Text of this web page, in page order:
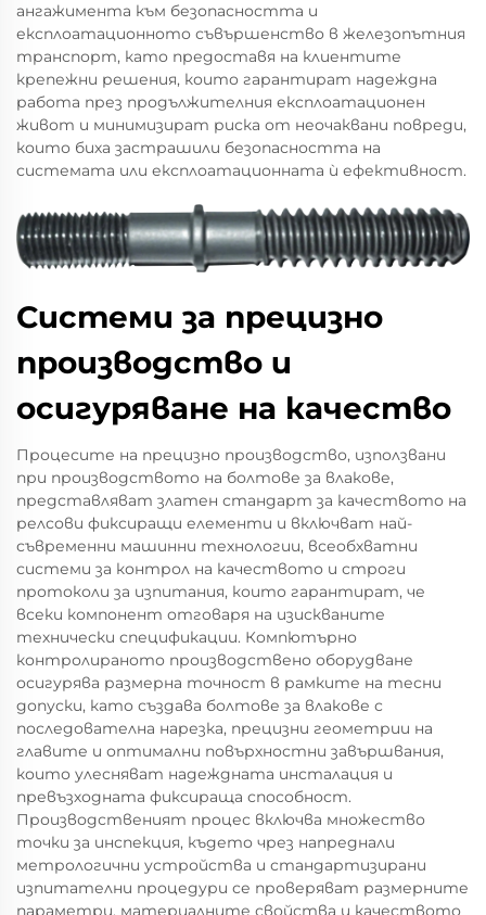
ангажимента към безопасността и
експлоатационното съвършенство в железопътния
транспорт, като предоставя на клиентите
крепежни решения, които гарантират надеждна
работа през продължителния експлоатационен
живот и минимизират риска от неочаквани повреди,
които биха застрашили безопасността на
системата или експлоатационната ѝ ефективност.
Системи за прецизно
производство и
осигуряване на качество
Процесите на прецизно производство, използвани
при производството на болтове за влакове,
представляват златен стандарт за качеството на
релсови фиксиращи елементи и включват най-
съвременни машинни технологии, всеобхватни
системи за контрол на качеството и строги
протоколи за изпитания, които гарантират, че
всеки компонент отговаря на изискваните
технически спецификации. Компютърно
контролираното производствено оборудване
осигурява размерна точност в рамките на тесни
допуски, като създава болтове за влакове с
последователна нарезка, прецизни геометрии на
главите и оптимални повърхностни завършвания,
които улесняват надеждната инсталация и
превъзходната фиксираща способност.
Производственият процес включва множество
точки за инспекция, където чрез напреднали
метрологични устройства и стандартизирани
изпитателни процедури се проверяват размерните
параметри, материалните свойства и качеството